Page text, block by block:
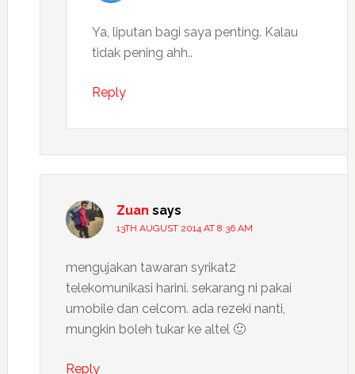
Ya, liputan bagi saya penting. Kalau
tidak pening ahh..
Reply
Zuan says
13TH AUGUST 2014 AT 8:36 AM
mengujakan tawaran syrikat2
telekomunikasi harini. sekarang ni pakai
umobile dan celcom. ada rezeki nanti,
mungkin boleh tukar ke altel 🙂
Reply